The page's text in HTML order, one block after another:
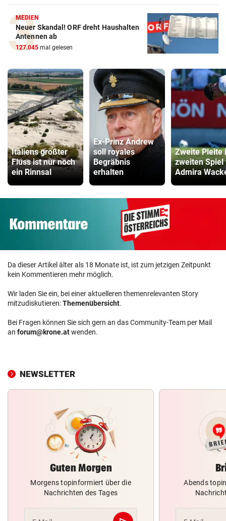
MEDIEN
Neuer Skandal! ORF dreht Haushalten
Antennen ab
127.045 mal gelesen
Italiens größter
Fluss ist nur noch
ein Rinnsal
Ex-Prinz Andrew
soll royales
Begräbnis
erhalten
Zweite Pleite
zweiten Spiel
Admira
Da dieser Artikel älter als 18 Monate ist, ist zum jetzigen Zeitpunkt
kein Kommentieren mehr möglich.
Wir laden Sie ein, bei einer aktuelleren themenrelevanten Story
mitzudiskutieren:Themenübersicht.
Bei Fragen können Sie sich gern an das Community-Team per Mail
an forum@krone.atwenden.
NEWSLETTER
Guten Morgen
Morgens topinformiert über die
Nachrichten des Tages
Abends